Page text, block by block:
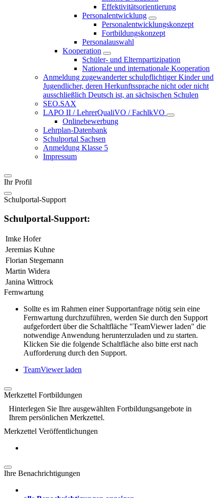
Effektivitätsorientierung
Personalentwicklung
Personalentwicklungskonzept
Fortbildungskonzept
Personalauswahl
Kooperation
Schüler- und Elternpartizipation
Nationale und internationale Kooperation
Anmeldung zugewanderter schulpflichtiger Kinder und
Jugendlicher, deren Herkunftssprache nicht oder nicht
ausschließlich Deutsch ist, an sächsischen Schulen
SEO.SAX
LAPO II / LehrerQualiVO / FachlkVO
Onlinebewerbung
Lehrplan-Datenbank
Schulportal Sachsen
Anmeldung Klasse 5
Impressum
Ihr Profil
Schulportal-Support
Schulportal-Support:
Imke Hofer
Jeremias Kuhne
Florian Stegemann
Martin Widera
Janina Wittrock
Fernwartung
Sollte es im Rahmen einer Supportanfrage nötig sein eine
Fernwartung durchzuführen, werden Sie durch den Support
aufgefordert über die Schaltfläche "TeamViewer laden" die
notwendige Anwendung herunterzuladen und zu starten.
Klicken Sie die folgende Schaltfläche also bitte erst nach
Aufforderung durch den Support.
TeamViewer laden
Merkzettel Fortbildungen
Hinterlegen Sie Ihre ausgewählten Fortbildungsangebote in
Ihrem persönlichen Merkzettel.
Merkzettel Veröffentlichungen
Ihre Benachrichtigungen